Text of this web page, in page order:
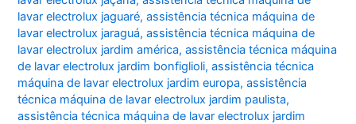
lavar electrolux jaguaré,assistência técnica máquina de
lavar electrolux jaraguá,assistência técnica máquina de
lavar electrolux jardim américa,assistência técnica máquina
de lavar electrolux jardim bonfiglioli,assistência técnica
máquina de lavar electrolux jardim europa,assistência
técnica máquina de lavar electrolux jardim paulista,
assistência técnica máquina de lavar electrolux jardim